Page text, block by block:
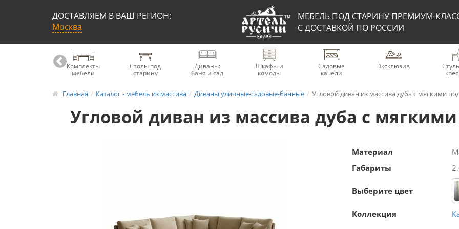
ДОСТАВЛЯЕМ В ВАШ РЕГИОН:
Москва
МЕБЕЛЬ ПОД СТАРИНУ ПРЕМИУМ-
С ДОСТАВКОЙ ПО РОССИИ
Комплекты
мебели
Столы под
старину
Диваны:
баня и сад
Шкафы и
комоды
Садовые
качели
Эксклюзив
Главная Каталог - мебель из массива Диваны уличные-садовые-банные Угловой диван из массива дуба с мягкими
Угловой диван из массива дуба с
Материал
Габариты
Выберите цвет
Коллекция